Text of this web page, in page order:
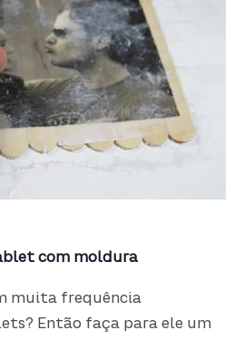
com moldura
muita frequência
Então faça para ele um